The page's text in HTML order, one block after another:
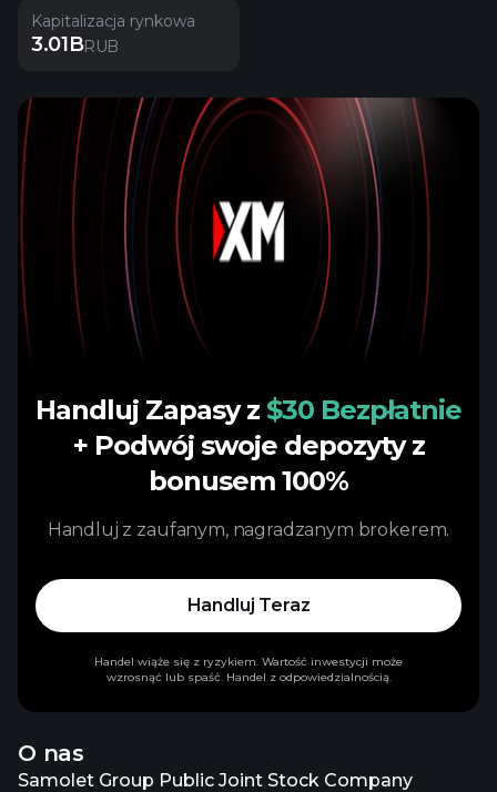
Kapitalizacja rynkowa
3.01BRUB
O nas
Samolet Group Public Joint Stock Company
Handluj Zapasy z $30 Bezpłatnie
+ Podwój swoje depozyty z
bonusem 100%
Handluj z zaufanym, nagradzanym brokerem.
Handluj Teraz
Handel wiąże się z ryzykiem. Wartość inwestycji może
wzrosnąć lub spaść. Handel z odpowiedzialnością.